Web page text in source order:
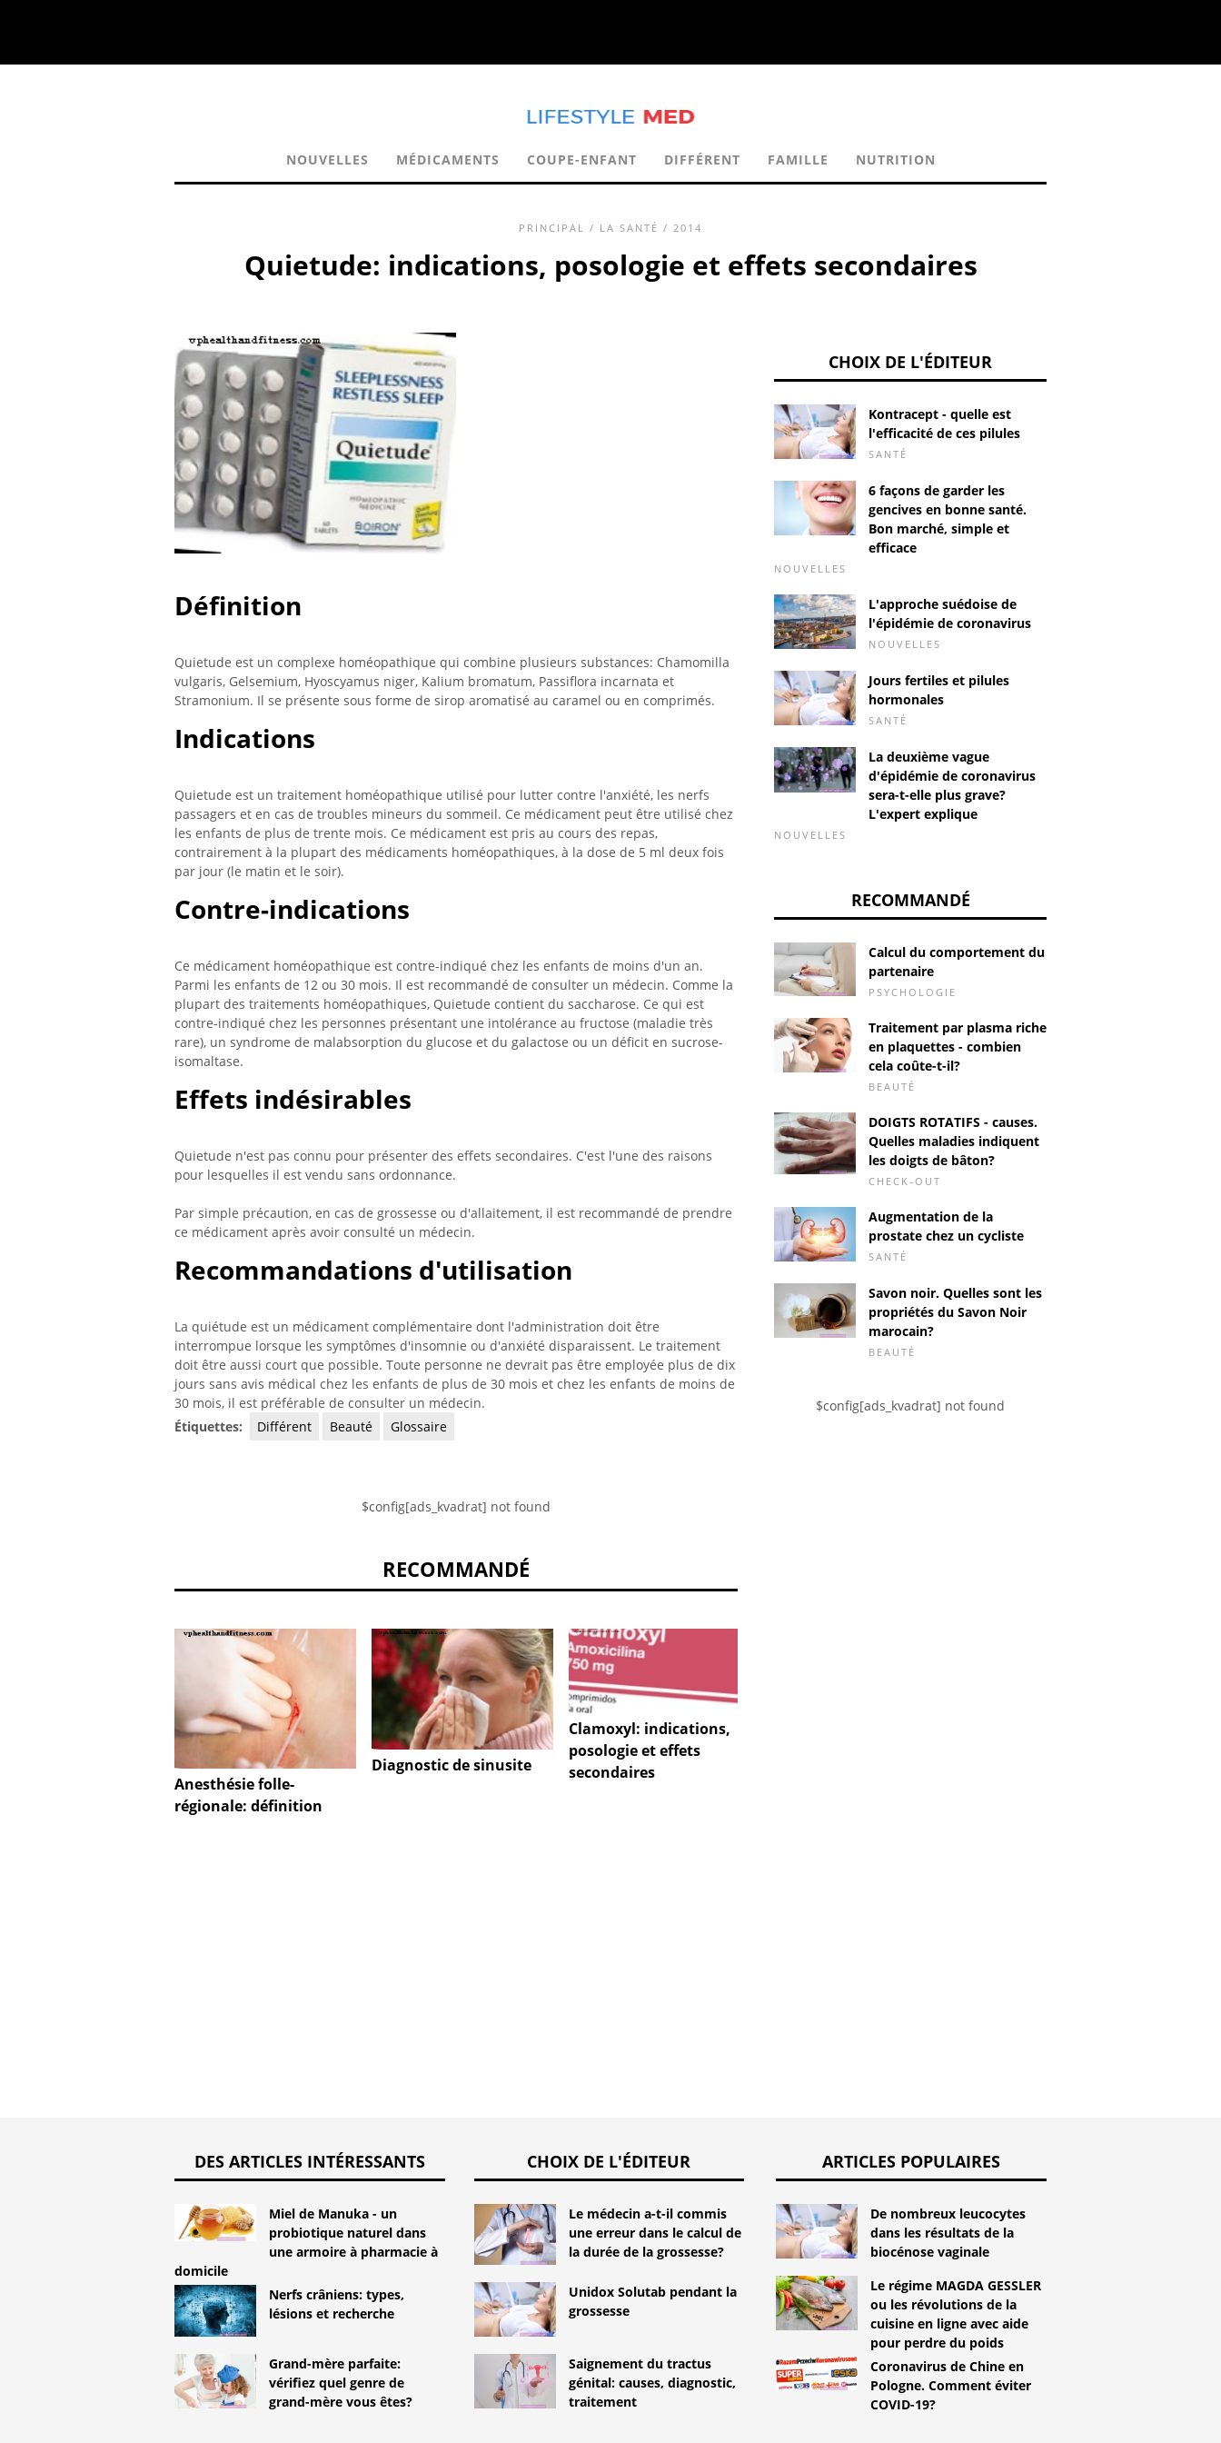
NOUVELLES MÉDICAMENTS COUPE-ENFANT DIFFÉRENT FAMILLE NUTRITION
PRINCIPAL / LA SANTÉ / 2014
Quietude: indications, posologie et effets secondaires
Définition
Quietude est un complexe homéopathique qui combine plusieurs substances: Chamomilla
vulgaris, Gelsemium, Hyoscyamus niger, Kalium bromatum, Passiflora incarnata et
Stramonium. Il se présente sous forme de sirop aromatisé au caramel ou en comprimés.
Indications
Quietude est un traitement homéopathique utilisé pour lutter contre l'anxiété, les nerfs
passagers et en cas de troubles mineurs du sommeil. Ce médicament peut être utilisé chez
les enfants de plus de trente mois. Ce médicament est pris au cours des repas,
contrairement à la plupart des médicaments homéopathiques, à la dose de 5 ml deux fois
par jour (le matin et le soir).
Contre-indications
Ce médicament homéopathique est contre-indiqué chez les enfants de moins d'un an.
Parmi les enfants de 12 ou 30 mois. Il est recommandé de consulter un médecin. Comme la
plupart des traitements homéopathiques, Quietude contient du saccharose. Ce qui est
contre-indiqué chez les personnes présentant une intolérance au fructose (maladie très
rare), un syndrome de malabsorption du glucose et du galactose ou un déficit en sucrose-
isomaltase.
Effets indésirables
Quietude n'est pas connu pour présenter des effets secondaires. C'est l'une des raisons
pour lesquelles il est vendu sans ordonnance.
Par simple précaution, en cas de grossesse ou d'allaitement, il est recommandé de prendre
ce médicament après avoir consulté un médecin.
Recommandations d'utilisation
La quiétude est un médicament complémentaire dont l'administration doit être
interrompue lorsque les symptômes d'insomnie ou d'anxiété disparaissent. Le traitement
doit être aussi court que possible. Toute personne ne devrait pas être employée plus de dix
jours sans avis médical chez les enfants de plus de 30 mois et chez les enfants de moins de
30 mois, il est préférable de consulter un médecin.
Étiquettes:
Différent Beauté Glossaire
$config[ads_kvadrat] not found
RECOMMANDÉ
Anesthésie folle-
régionale: définition
Diagnostic de sinusite
Clamoxyl: indications,
posologie et effets
secondaires
CHOIX DE L'ÉDITEUR
Kontracept - quelle est
l'efficacité de ces pilules
SANTÉ
6 façons de garder les
gencives en bonne santé.
Bon marché, simple et
efficace
NOUVELLES
L'approche suédoise de
l'épidémie de coronavirus
NOUVELLES
Jours fertiles et pilules
hormonales
SANTÉ
La deuxième vague
d'épidémie de coronavirus
sera-t-elle plus grave?
L'expert explique
NOUVELLES
RECOMMANDÉ
Calcul du comportement du
partenaire
PSYCHOLOGIE
Traitement par plasma riche
en plaquettes - combien
cela coûte-t-il?
BEAUTÉ
DOIGTS ROTATIFS - causes.
Quelles maladies indiquent
les doigts de bâton?
CHECK-OUT
Augmentation de la
prostate chez un cycliste
SANTÉ
Savon noir. Quelles sont les
propriétés du Savon Noir
marocain?
BEAUTÉ
$config[ads_kvadrat] not found
DES ARTICLES INTÉRESSANTS
Miel de Manuka - un
probiotique naturel dans
une armoire à pharmacie à
domicile
Nerfs crâniens: types,
lésions et recherche
Grand-mère parfaite:
vérifiez quel genre de
grand-mère vous êtes?
CHOIX DE L'ÉDITEUR
Le médecin a-t-il commis
une erreur dans le calcul de
la durée de la grossesse?
Unidox Solutab pendant la
grossesse
Saignement du tractus
génital: causes, diagnostic,
traitement
ARTICLES POPULAIRES
De nombreux leucocytes
dans les résultats de la
biocénose vaginale
Le régime MAGDA GESSLER
ou les révolutions de la
cuisine en ligne avec aide
pour perdre du poids
Coronavirus de Chine en
Pologne. Comment éviter
COVID-19?